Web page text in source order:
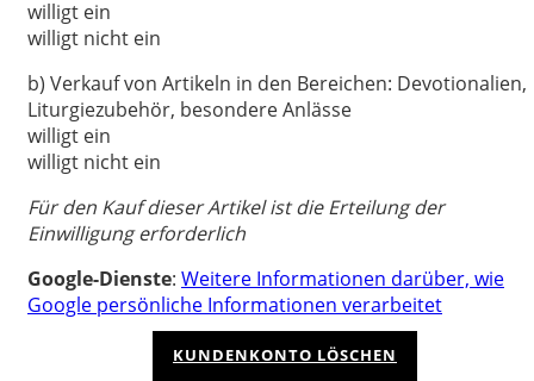
willigt ein
willigt nicht ein
b) Verkauf von Artikeln in den Bereichen: Devotionalien,
Liturgiezubehör, besondere Anlässe
willigt ein
willigt nicht ein
Für den Kauf dieser Artikel ist die Erteilung der
Einwilligung erforderlich
Google-Dienste: Weitere Informationen darüber, wie
Google persönliche Informationen verarbeitet
KUNDENKONTO LÖSCHEN